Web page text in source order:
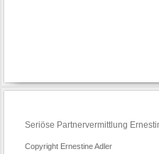
Seriöse Partnervermittlung
Copyright Ernestine Adler